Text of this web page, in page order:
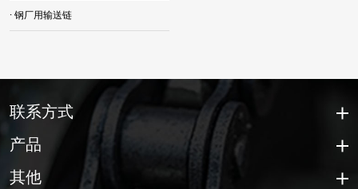
· 钢厂用输送链
联系方式
产品
其他